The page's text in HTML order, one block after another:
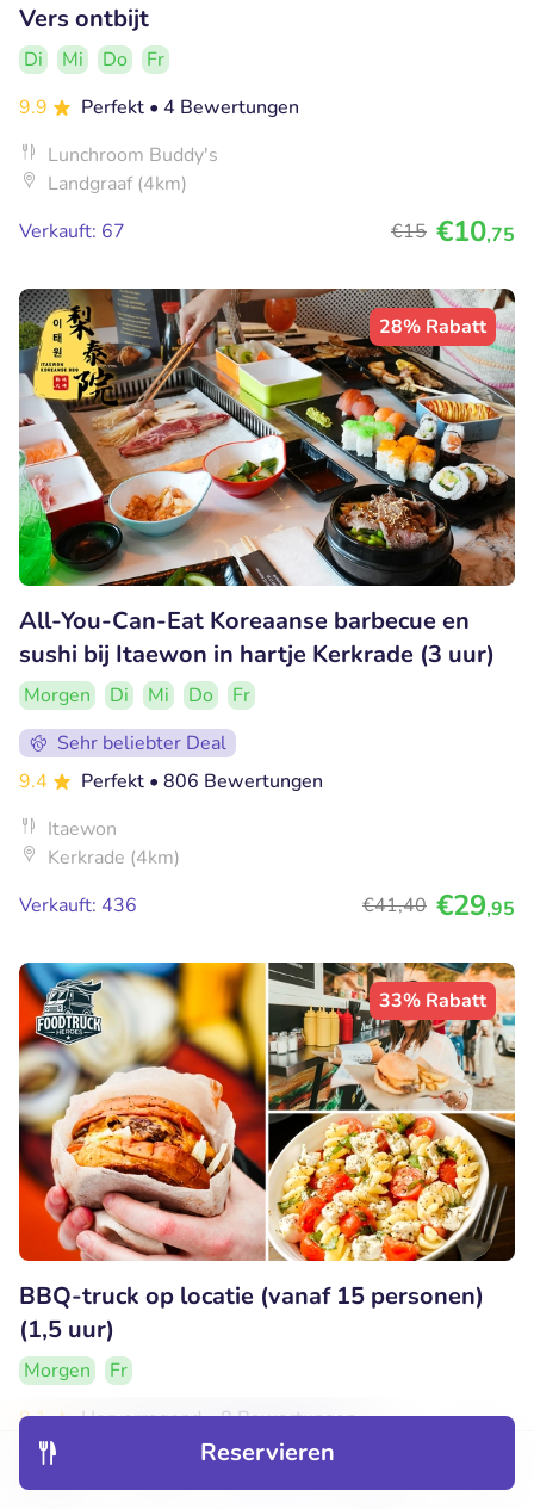
Entdecken
Reservieren
Vers ontbijt
Di Mi Do
Fr
9.9
Perfekt • 4 Bewertungen
Lunchroom Buddy's
Landgraaf (4km)
Verkauft: 67
€15 €10,75
28% Rabatt
All-You-Can-Eat Koreaanse barbecue en
sushi bij Itaewon in hartje Kerkrade (3 uur)
Morgen Di Mi Do
Fr
Sehr beliebter Deal
9.4
Perfekt • 806 Bewertungen
Itaewon
Kerkrade (4km)
Verkauft: 436
€41,40 €29,95
33% Rabatt
BBQ-truck op locatie (vanaf 15 personen)
(1,5 uur)
Morgen
Fr
8.1
Hervorragend• 8 Bewertungen
Foodtruck Heroes
Kerkrade (4km)